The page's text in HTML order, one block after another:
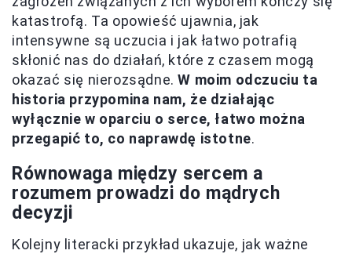
katastrofą. Ta opowieść ujawnia, jak
intensywne są uczucia i jak łatwo potrafią
skłonić nas do działań, które z czasem mogą
okazać się nierozsądne.W moim odczuciu ta
historia przypomina nam, że działając
wyłącznie w oparciu o serce, łatwo można
przegapić to, co naprawdę istotne.
Równowaga między sercem a
rozumem prowadzi do mądrych
decyzji
Kolejny literacki przykład ukazuje, jak ważne